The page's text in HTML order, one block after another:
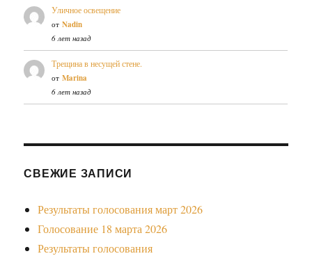
Уличное освещение
отNadin
6 лет назад
Трещина в несущей стене.
отMarina
6 лет назад
СВЕЖИЕ ЗАПИСИ
Результаты голосования март 2026
Голосование 18 марта 2026
Результаты голосования